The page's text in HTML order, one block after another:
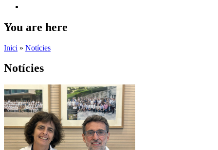
You are here
Inici » Notícies
Notícies